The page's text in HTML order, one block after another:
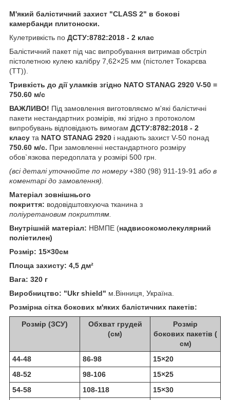
М'який балістичний захист "CLASS 2" в бокові
камербанди плитоноски.
Кулетривкість по ДСТУ:8782:2018 - 2 клас
Балістичний пакет під час випробування витримав обстріл
пістолетною кулею калібру 7,62×25 мм (пістолет Токарєва
(ТТ)).
Тривкість до дії уламків згідно NATO STANAG 2920 V-50 =
750.60 м/с
ВАЖЛИВО! Під замовлення виготовляємо м'які балістичні
пакети нестандартних розмірів, які згідно з протоколом
випробувань відповідають вимогам ДСТУ:8782:2018 - 2
класу та NATO STANAG 2920 і надають захист V-50 понад
750.60 м/с. При замовленні нестандартного розміру
обов`язкова передоплата у розмірі 500 грн.
(всі деталі уточнюйте по номеру+380 (98) 911-19-91 або в
коментарі до замовлення).
Матеріал зовнішнього
покриття: водовідштовхуюча тканина з
поліуретановим покриттям.
Внутрішній матеріал: НВМПЕ (надвисокомолекулярний
поліетилен)
Розмір: 15×30см
Площа захисту: 4,5 дм²
Вага: 320 г
Виробництво: "Ukr shield" м.Вінниця, Україна.
Розмірна сітка бокових м'яких балістичних пакетів:
Розмір (ЗСУ)
Обхват грудей
(см)
Розмір
бокових пакетів (
см)
44-48
86-98
15×20
48-52
98-106
15×25
54-58
108-118
15×30